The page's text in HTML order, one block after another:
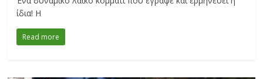
ίδια! Η
Read more